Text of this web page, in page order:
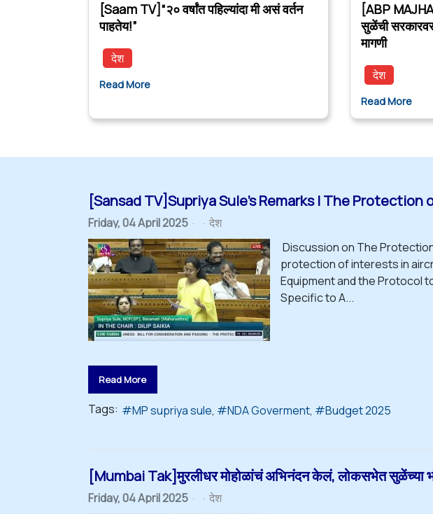
[Saam TV]“२० वर्षांत पहिल्यांदा मी असं वर्तन
पाहतेय!”
देश
Read More
[ABP
सुळेंची
मागणी
देश
Read More
[Sansad TV]Supriya Sule's Remarks | The
Friday, 04 April 2025
देश
Discussion on The
protection of interests in
Equipment and the Protocol
Specific to A...
Read More
Tags: MP supriya sule NDA Goverment Budget 2025
[Mumbai Tak]मुरलीधर मोहोळांचं अभिनंदन केलं, लोकसभेत सुळेंच्या
Friday, 04 April 2025
देश